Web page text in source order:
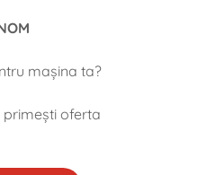
mașina ta?
oferta